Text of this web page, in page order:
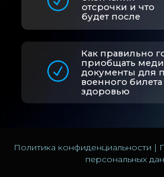
Политика конфиденциальности |
персональных